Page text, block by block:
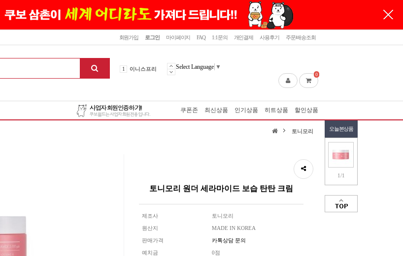
닫기
회원가입 로그인 마이페이지 FAQ 1:1문의 개인결제 사용후기 주문/배송조회
4 메디힐
5 라네즈
이니스프리
Select Language ▼
0
쿠폰존 최신상품 인기상품 히트상품 할인상품
오늘본상품
1/1
토니모리
토니모리 원더 세라마이드 보습 탄탄 크림
제조사 토니모리
원산지 MADE IN KOREA
판매가격 카톡상담 문의
예치금 0점